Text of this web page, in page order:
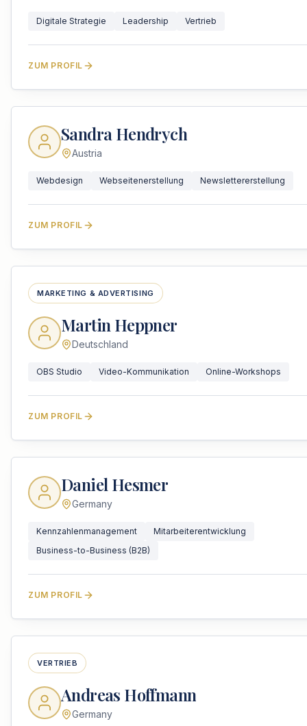
Digitale Strategie Leadership Vertrieb
ZUM PROFIL
Sandra Hendrych
Austria
Webdesign Webseitenerstellung Newslettererstellung
ZUM PROFIL
MARKETING & ADVERTISING
Martin Heppner
Deutschland
OBS Studio Video-Kommunikation Online-Workshops
ZUM PROFIL
Daniel Hesmer
Germany
Kennzahlenmanagement
Mitarbeiterentwicklung
Business-to-Business (B2B)
ZUM PROFIL
VERTRIEB
Andreas Hoffmann
Germany